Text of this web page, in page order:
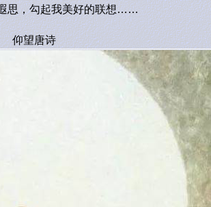
思，勾起我美好的联想……
仰望唐诗